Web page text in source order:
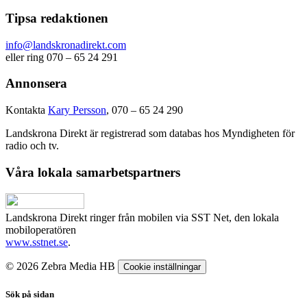
Tipsa redaktionen
info@landskronadirekt.com
eller ring 070 – 65 24 291
Annonsera
Kontakta Kary Persson, 070 – 65 24 290
Landskrona Direkt är registrerad som databas hos Myndigheten för
radio och tv.
Våra lokala samarbetspartners
Landskrona Direkt ringer från mobilen via SST Net, den lokala
mobiloperatören
www.sstnet.se.
© 2026 Zebra Media HB Cookie inställningar
Sök på sidan